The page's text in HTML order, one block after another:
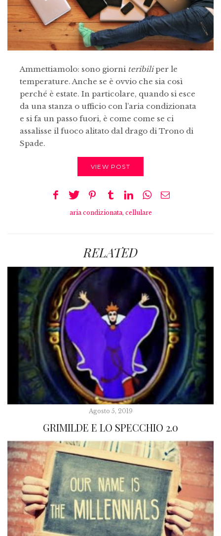
Ammettiamolo: sono giorni teribiliper le
temperature. Anche se è ovvio che sia così
perché è estate. In particolare, quando si esce
da una stanza o ufficio con l’aria condizionata
e si fa un passo fuori, è come come se ci
assalisse il fuoco alitato dal drago di Trono di
Spade.
VIEW POST
aria condizionata, cellulare
RELATED
Agosto 5, 2019
GRIMILDE E LO SPECCHIO 2.0